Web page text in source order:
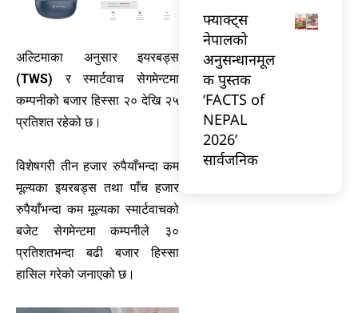
अल्टिमाका अनुसार इयरबड्स
(TWS)र स्मार्टवाच सेगमेन्टमा
कम्पनीको बजार हिस्सा २० देखि २५
प्रतिशत रहेको छ।
विशेषगरी तीन हजार रुपैयाँभन्दा कम
मूल्यका इयरबड्स तथा पाँच हजार
रुपैयाँभन्दा कम मूल्यका स्मार्टवाचको
बजेट सेगमेन्टमा कम्पनीले ३०
प्रतिशतभन्दा बढी बजार हिस्सा
हासिल गरेको जनाएको छ।
फ्याक्ट्स
नेपालको
अनुसन्धानमूल
क पुस्तक
‘FACTS of
NEPAL
2026’
सार्वजनिक